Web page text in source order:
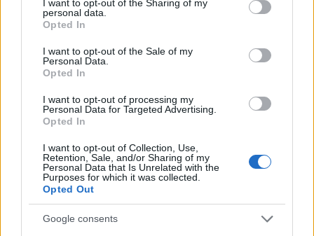
not limited to your visit or usage behaviour. You may click to
grant or deny consent to Google and its third-party tags to
use your data for below specified purposes in below Google
consent section.
I want to opt-out of the Sharing of my
personal data.
Opted In
I want to opt-out of the Sale of my
Personal Data.
Opted In
I want to opt-out of processing my
Personal Data for Targeted Advertising.
Opted In
I want to opt-out of Collection, Use,
Retention, Sale, and/or Sharing of my
Personal Data that Is Unrelated with the
Purposes for which it was collected.
Opted Out
Google consents
a nyomásgyakorlás, ennek ellenére a
jelentésre épül az egész ügy.
A nyilvános meghallgatások ezen a héten
kezdődnek, de a zárt ajtók mögött a
kongresszus jogi bizottsága már behívatott
tanúkat, akik közül a sajtó kettőt emelt ki.
Az eddig legtöbbször idézett tanú Bill Taylor,
az Egyesült Államok korábbi ukrajnai
nagykövete, aki jelenleg is a kijevi
nagykövetség feje aktív nagykövet
hiányában.